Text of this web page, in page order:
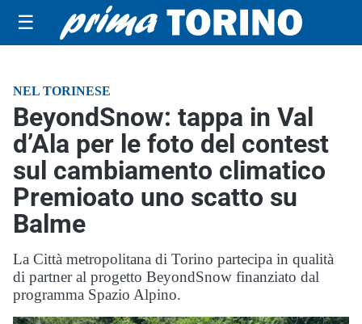
☰
NEL TORINESE
BeyondSnow: tappa in Val
d’Ala per le foto del contest
sul cambiamento climatico
Premioato uno scatto su
Balme
La Città metropolitana di Torino partecipa in qualità
di partner al progetto BeyondSnow finanziato dal
programma Spazio Alpino.